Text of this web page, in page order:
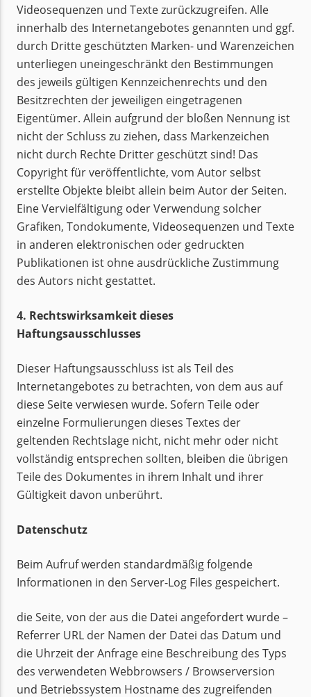
Videosequenzen und Texte zurückzugreifen. Alle
innerhalb des Internetangebotes genannten und ggf.
durch Dritte geschützten Marken- und Warenzeichen
unterliegen uneingeschränkt den Bestimmungen
des jeweils gültigen Kennzeichenrechts und den
Besitzrechten der jeweiligen eingetragenen
Eigentümer. Allein aufgrund der bloßen Nennung ist
nicht der Schluss zu ziehen, dass Markenzeichen
nicht durch Rechte Dritter geschützt sind! Das
Copyright für veröffentlichte, vom Autor selbst
erstellte Objekte bleibt allein beim Autor der Seiten.
Eine Vervielfältigung oder Verwendung solcher
Grafiken, Tondokumente, Videosequenzen und Texte
in anderen elektronischen oder gedruckten
Publikationen ist ohne ausdrückliche Zustimmung
des Autors nicht gestattet.
4. Rechtswirksamkeit dieses
Haftungsausschlusses
Dieser Haftungsausschluss ist als Teil des
Internetangebotes zu betrachten, von dem aus auf
diese Seite verwiesen wurde. Sofern Teile oder
einzelne Formulierungen dieses Textes der
geltenden Rechtslage nicht, nicht mehr oder nicht
vollständig entsprechen sollten, bleiben die übrigen
Teile des Dokumentes in ihrem Inhalt und ihrer
Gültigkeit davon unberührt.
Datenschutz
Beim Aufruf werden standardmäßig folgende
Informationen in den Server-Log Files gespeichert.
die Seite, von der aus die Datei angefordert wurde –
Referrer URL der Namen der Datei das Datum und
die Uhrzeit der Anfrage eine Beschreibung des Typs
des verwendeten Webbrowsers / Browserversion
und Betriebssystem Hostname des zugreifenden